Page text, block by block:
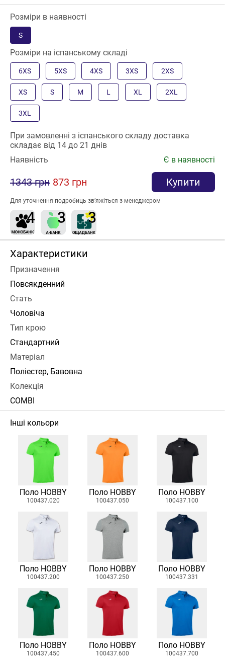
Розміри в наявності
S
Розміри на іспанському складі
6XS 5XS 4XS 3XS 2XS
XS S M L XL 2XL
3XL
При замовленні з іспанського складу доставка
складає від 14 до 21 днів
Наявність
Є в наявності
1343 грн 873 грн Купити
Для уточнення подробиць зв’яжіться з менеджером
Характеристики
Призначення
Повсякденний
Стать
Чоловіча
Тип крою
Стандартний
Матеріал
Поліестер, Бавовна
Колекція
COMBI
Інші кольори
Поло HOBBY
100437.020
Поло HOBBY
100437.050
Поло HOBBY
100437.100
Поло HOBBY
100437.200
Поло HOBBY
100437.250
Поло HOBBY
100437.331
Поло HOBBY
100437.450
Поло HOBBY
100437.600
Поло HOBBY
100437.700